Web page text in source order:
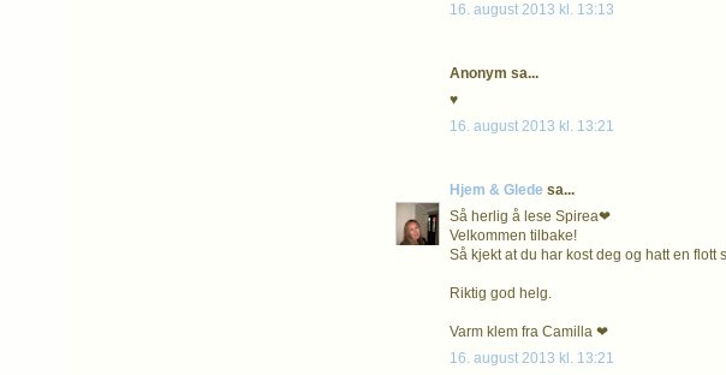
16. august 2013 kl. 13:13
Anonym sa...
♥
16. august 2013 kl. 13:21
Hjem & Glede sa...
Så herlig å lese Spirea❤
Velkommen tilbake!
Så kjekt at du har kost deg og hatt en
Riktig god helg.
Varm klem fra Camilla ❤
16. august 2013 kl. 13:21